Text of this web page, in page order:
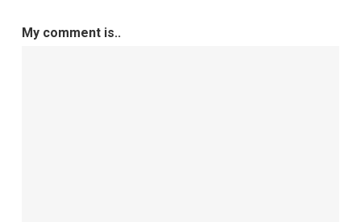
My comment is..